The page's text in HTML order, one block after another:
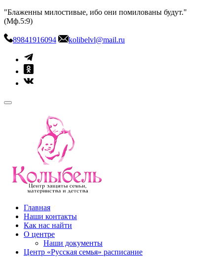
Skip
to
"Блаженны милостивые, ибо они помилованы будут."
(Мф.5:9)
89841916094 kolibelvl@mail.ru
kolibel-vl.ru
Центр защиты семьи, материнства и детства
Главная
Наши контакты
Как нас найти
О центре
Наши документы
Центр «Русская семья» расписание